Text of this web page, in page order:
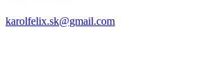
karolfelix.sk@gmail.com